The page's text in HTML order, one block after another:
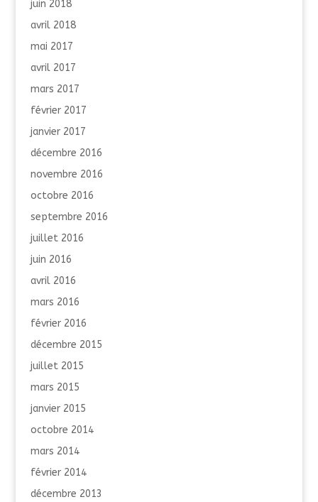
juin 2018
avril 2018
mai 2017
avril 2017
mars 2017
février 2017
janvier 2017
décembre 2016
novembre 2016
octobre 2016
septembre 2016
juillet 2016
juin 2016
avril 2016
mars 2016
février 2016
décembre 2015
juillet 2015
mars 2015
janvier 2015
octobre 2014
mars 2014
février 2014
décembre 2013